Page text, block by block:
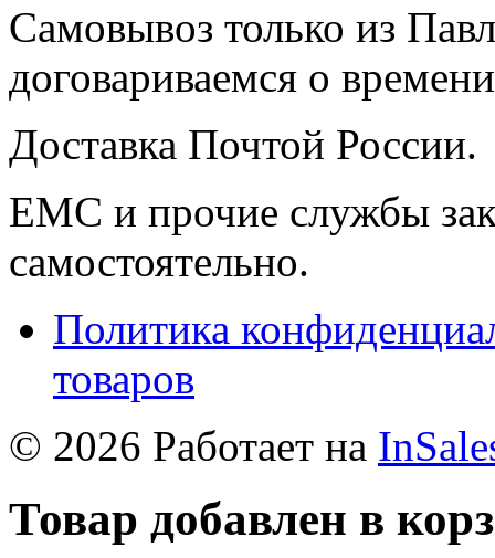
Самовывоз только из
договариваемся о
Доставка Почтой России.
ЕМС и прочие службы
самостоятельно.
Политика
товаров
© 2026 Работает на
Товар добавлен в